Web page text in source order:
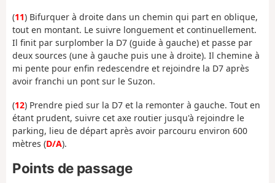
(11) Bifurquer à droite dans un chemin qui part en oblique,
tout en montant. Le suivre longuement et continuellement.
Il finit par surplomber la D7 (guide à gauche) et passe par
deux sources (une à gauche puis une à droite). Il chemine à
mi pente pour enfin redescendre et rejoindre la D7 après
avoir franchi un pont sur le Suzon.
(12) Prendre pied sur la D7 et la remonter à gauche. Tout en
étant prudent, suivre cet axe routier jusqu'à rejoindre le
parking, lieu de départ après avoir parcouru environ 600
mètres (D/A).
Points de passage